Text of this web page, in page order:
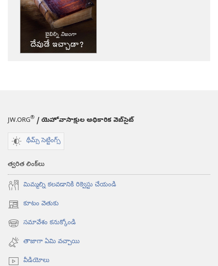
JW.ORG® / యెహోవాసాక్షుల అధికారిక వెబ్‌సైట్‌
థీమ్స్ సెట్టింగ్స్
త్వరిత లింక్‌లు
మిమ్మల్ని కలవడానికి రిక్వెస్టు చేయండి
కూటం వెతుకు
(కొత్త
విండో
ఓపెన్‌
అవుతుంది)
సమావేశం కనుక్కోండి
(కొత్త
విండో
ఓపెన్‌
అవుతుంది)
తాజాగా ఏమి వచ్చాయి
వీడియోలు